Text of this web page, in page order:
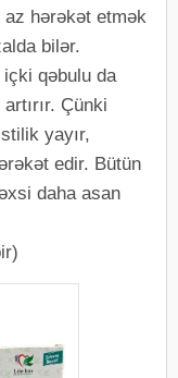
hərəkət etmək
bilər.
qəbulu da
Çünki
yayır,
edir. Bütün
daha asan